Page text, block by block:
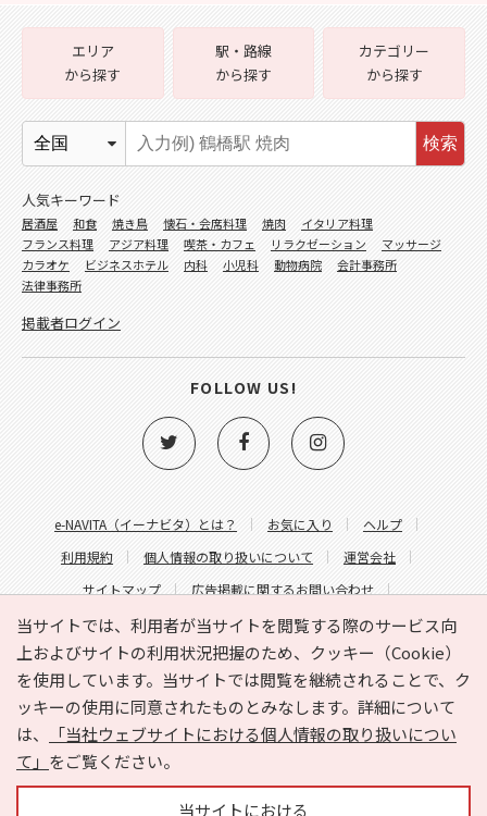
当サイトでは、利用者が当サイトを閲覧する際のサービス向
上およびサイトの利用状況把握のため、クッキー（Cookie）
を使用しています。当サイトでは閲覧を継続されることで、ク
ッキーの使用に同意されたものとみなします。詳細について
は、
「当社ウェブサイトにおける個人情報の取り扱いについ
て」 をご覧ください。
当サイトにおける
e-NAVITA（イーナビタ）とは？ お気に入り
ヘルプ
利用規約
個人情報の取り扱いについて
運営会社
サイトマップ
広告掲載に関するお問い合わせ
サイトの内容に関するお問い合わせ
エリア
から探す
駅・路線
から探す
カテゴリー
から探す
検索
人気キーワード
居酒屋 和食 焼き鳥 懐石・会席料理 焼肉
イタリア料理
フランス料理
アジア料理 喫茶・カフェ リラクゼーション
マッサージ
カラオケ
ビジネスホテル 内科 小児科 動物病院
会計事務所
法律事務所
掲載者ログイン
FOLLOW US!
Copyright © HYOJITO.Co.,Ltd. All Rights Reserved.